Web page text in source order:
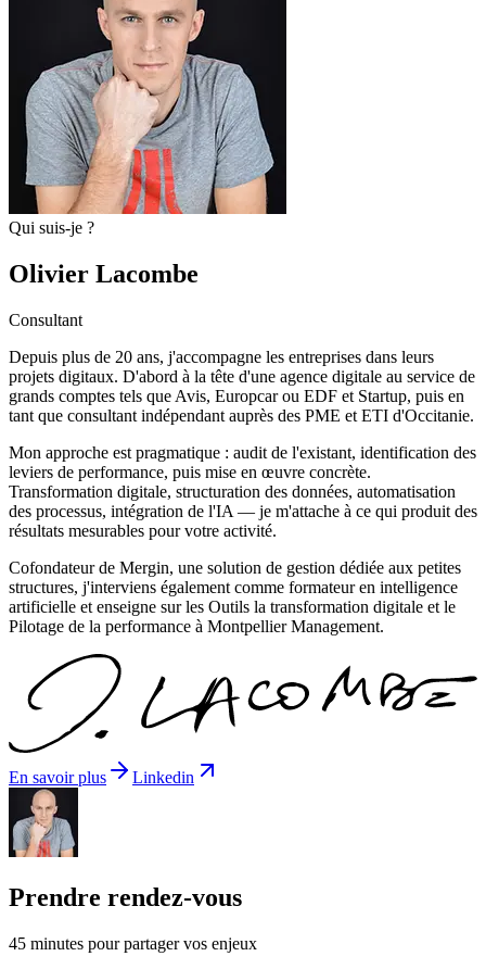
Qui suis-je ?
Olivier Lacombe
Consultant
Depuis plus de 20 ans, j'accompagne les entreprises dans leurs
projets digitaux. D'abord à la tête d'une agence digitale au service de
grands comptes tels que Avis, Europcar ou EDF et Startup, puis en
tant que consultant indépendant auprès des PME et ETI d'Occitanie.
Mon approche est pragmatique : audit de l'existant, identification des
leviers de performance, puis mise en œuvre concrète.
Transformation digitale, structuration des données, automatisation
des processus, intégration de l'IA — je m'attache à ce qui produit des
résultats mesurables pour votre activité.
Cofondateur de Mergin, une solution de gestion dédiée aux petites
structures, j'interviens également comme formateur en intelligence
artificielle et enseigne sur les Outils la transformation digitale et le
Pilotage de la performance à Montpellier Management.
En savoir plus Linkedin
Prendre rendez-vous
45 minutes pour partager vos enjeux